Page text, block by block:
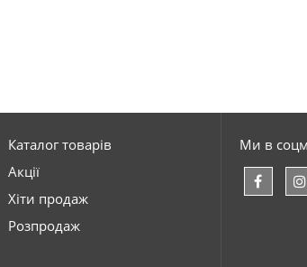
Каталог товарів
Акції
Хіти продаж
Розпродаж
Ми в